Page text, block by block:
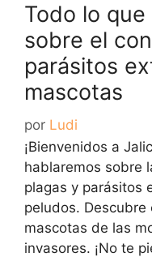
Todo lo
sobre el
parásitos
mascotas
por Ludi
¡Bienvenidos a
hablaremos sobre
plagas y parásitos
peludos.
mascotas de las
invasores. ¡No te